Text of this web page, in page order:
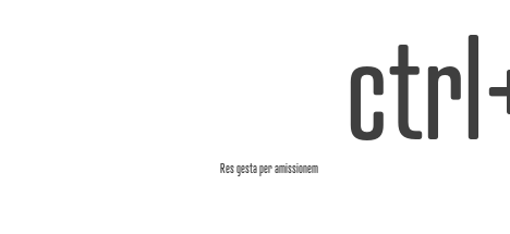
Res gesta per amissionem